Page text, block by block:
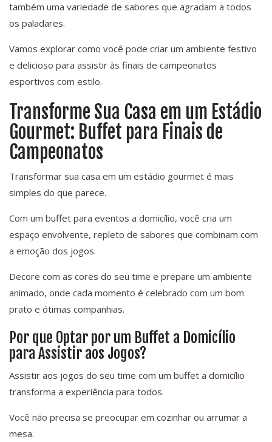
também uma variedade de sabores que agradam a todos
os paladares.
Vamos explorar como você pode criar um ambiente festivo
e delicioso para assistir às finais de campeonatos
esportivos com estilo.
Transforme Sua Casa em um Estádio
Gourmet: Buffet para Finais de
Campeonatos
Transformar sua casa em um estádio gourmet é mais
simples do que parece.
Com um buffet para eventos a domicílio, você cria um
espaço envolvente, repleto de sabores que combinam com
a emoção dos jogos.
Decore com as cores do seu time e prepare um ambiente
animado, onde cada momento é celebrado com um bom
prato e ótimas companhias.
Por que Optar por um Buffet a Domicílio
para Assistir aos Jogos?
Assistir aos jogos do seu time com um buffet a domicílio
transforma a experiência para todos.
Você não precisa se preocupar em cozinhar ou arrumar a
mesa.